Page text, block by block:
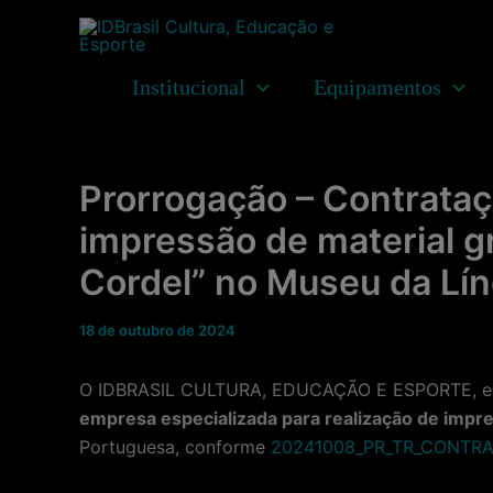
Institucional Equipamentos
Prorrogação –
impressão de material
Cordel” no Museu da
18 de outubro de 2024
O IDBRASIL CULTURA, EDUCAÇÃO E
empresa especializada para realização de
Portuguesa, conforme